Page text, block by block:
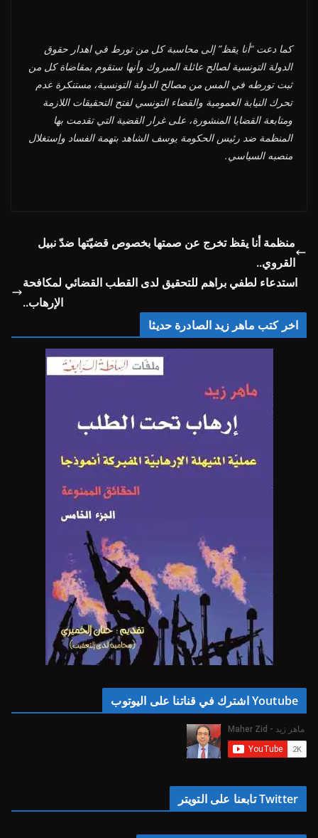
كما دعت “أنا يقظ” إلى محاسبة كل من تورط في اهدار حقوق
الدولة التونسية لصالح عائلة المبروك وأنها ستقوم بمقاضاة كل من
ثبت تورطه في المس من مصالح الدولة التونسية، مستنكرة عدم
تحرك النيابة العمومية والقضاء التونسي لفتح التحقيقات اللازمة
ومتابعة القضايا المنشورة، على غرار القضية التي تقدمت بها
المنظمة ضد رئيس الحكومة يوسف الشاهد بتهمة الفساد وإستغلال
منصبه السياسي.
منظمة أنا يقظ تخرج عن صمتها بخصوص قضيّتها ضدّ نبيل
القروي..
استدعاء لطفي براهم للتحقيق لدى القطب القضائي لمكافحة
الإرهاب..
اخر كتب ماهر زيد الصادرة حديثا
Youtube اشترك في قناتنا على اليوتوب
Twitter تابعنا على التويتر